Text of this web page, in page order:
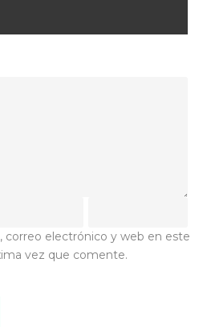
correo electrónico y web en este
vez que comente.